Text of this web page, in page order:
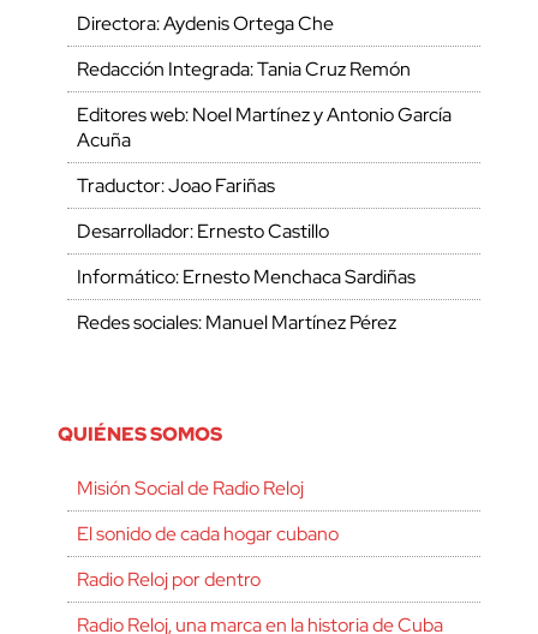
Directora: Aydenis Ortega Che
Redacción Integrada: Tania Cruz Remón
Editores web: Noel Martínez y Antonio García
Acuña
Traductor: Joao Fariñas
Desarrollador: Ernesto Castillo
Informático: Ernesto Menchaca Sardiñas
Redes sociales: Manuel Martínez Pérez
QUIÉNES SOMOS
Misión Social de Radio Reloj
El sonido de cada hogar cubano
Radio Reloj por dentro
Radio Reloj, una marca en la historia de Cuba